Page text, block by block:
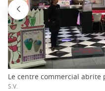
Le centre commercial
S.V.